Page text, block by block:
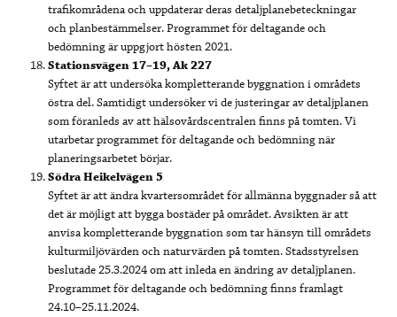
trafikområdena och uppdaterar deras detaljplanebeteckningar
och planbestämmelser. Programmet för deltagande och
bedömning är uppgjort hösten 2021.
Stationsvägen 17–19, Ak 227
Syftet är att undersöka kompletterande byggnation i områdets
östra del. Samtidigt undersöker vi de justeringar av detaljplanen
som föranleds av att hälsovårdscentralen finns på tomten. Vi
utarbetar programmet för deltagande och bedömning när
planeringsarbetet börjar.
Södra Heikelvägen 5
Syftet är att ändra kvartersområdet för allmänna byggnader så att
det är möjligt att bygga bostäder på området. Avsikten är att
anvisa kompletterande byggnation som tar hänsyn till områdets
kulturmiljövärden och naturvärden på tomten. Stadsstyrelsen
beslutade 25.3.2024 om att inleda en ändring av detaljplanen.
Programmet för deltagande och bedömning finns framlagt
24.10–25.11.2024.